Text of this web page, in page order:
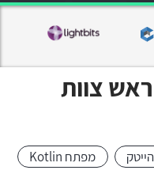
צוות
מפתח Kotlin